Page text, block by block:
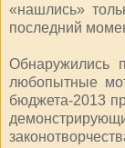
«нашлись»
последний
Обнаружились
любопытные
бюджета-2013